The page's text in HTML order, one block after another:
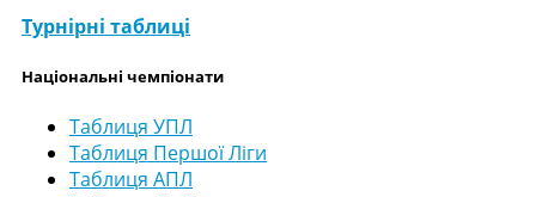
Турнірні таблиці
Національні чемпіонати
Таблиця УПЛ
Таблиця Першої Ліги
Таблиця АПЛ